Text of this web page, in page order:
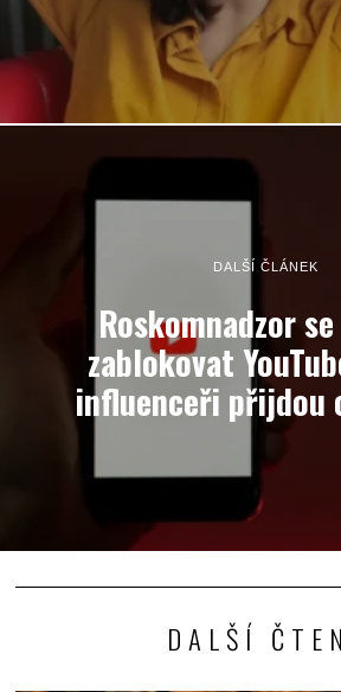
DALŠÍ ČLÁNEK
Roskomnadzor
zablokovat
influenceři přijdou
DALŠÍ